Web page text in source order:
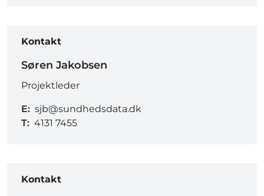
Kontakt
Søren Jakobsen
Projektleder
E: sjb@sundhedsdata.dk
T: 4131 7455
Kontakt